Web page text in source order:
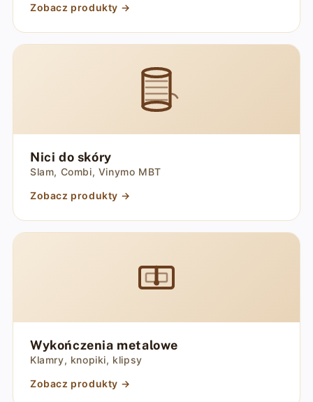
Zobacz produkty →
Nici do skóry
Slam, Combi, Vinymo MBT
Zobacz produkty →
Wykończenia metalowe
Klamry, knopiki, klipsy
Zobacz produkty →